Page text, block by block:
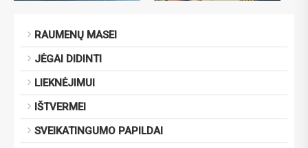
RAUMENŲ MASEI
JĖGAI DIDINTI
LIEKNĖJIMUI
IŠTVERMEI
SVEIKATINGUMO PAPILDAI